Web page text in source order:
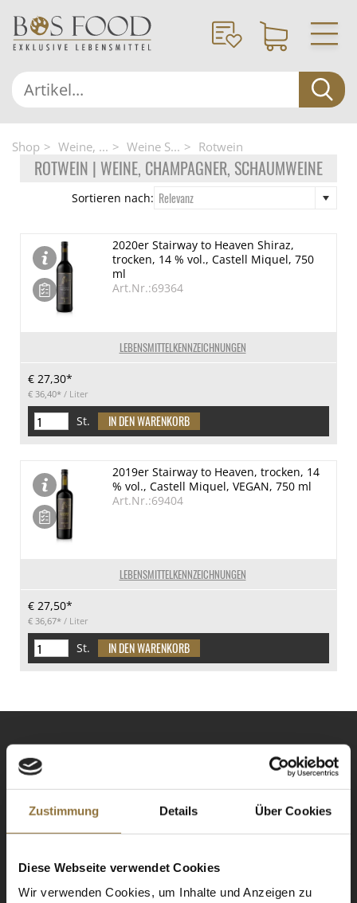
Zustimmung Details Über Cookies
Diese Webseite verwendet Cookies
Wir verwenden Cookies, um Inhalte und Anzeigen zu
Shop Weine, ... Weine S... Rotwein
ROTWEIN | WEINE, CHAMPAGNER, SCHAUMWEINE
Sortieren nach: Relevanz
LEBENSMITTELKENNZEICHNUNGEN
2020er Stairway to Heaven Shiraz,
trocken, 14 % vol., Castell Miquel, 750
ml
Art.Nr.:69364
€ 27,30*
€ 36,40* / Liter
St.
LEBENSMITTELKENNZEICHNUNGEN
2019er Stairway to Heaven, trocken, 14
% vol., Castell Miquel, VEGAN, 750 ml
Art.Nr.:69404
€ 27,50*
€ 36,67* / Liter
St.
NEWSLETTER
Registrieren Sie sich für